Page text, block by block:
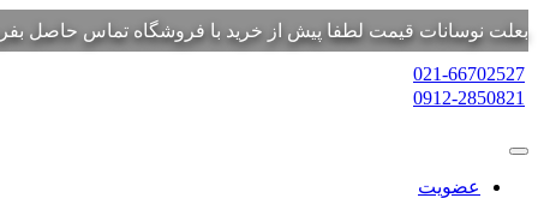
بعلت نوسانات قیمت لطفا پیش از خرید با فروشگاه تماس حاصل
021-66702527
0912-2850821
عضویت